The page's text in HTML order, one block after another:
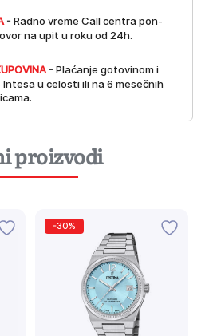
- Radno vreme Call centra pon-
na upit u roku od 24h.
- Plaćanje gotovinom i
u celosti ili na 6 mesečnih
proizvodi
-30%